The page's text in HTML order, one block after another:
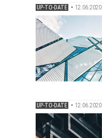
UP-TO-DATE • 12.06.2020
UP-TO-DATE • 12.06.2020